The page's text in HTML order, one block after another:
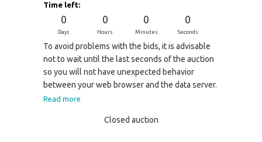
Time left:
0
Days
0
Hours
0
Minutes
0
Seconds
To avoid problems with the bids, it is advisable
not to wait until the last seconds of the auction
so you will not have unexpected behavior
between your web browser and the data server.
Read more
Closed auction